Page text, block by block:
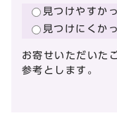
見つけやすか
見つけにくか
お寄せいただいた
参考とします。